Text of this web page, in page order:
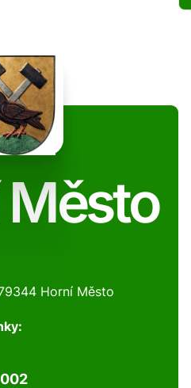
Horní Město